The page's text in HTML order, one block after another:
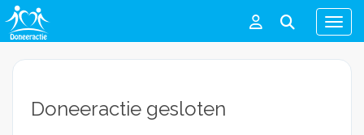
Menu
Doneeractie gesloten